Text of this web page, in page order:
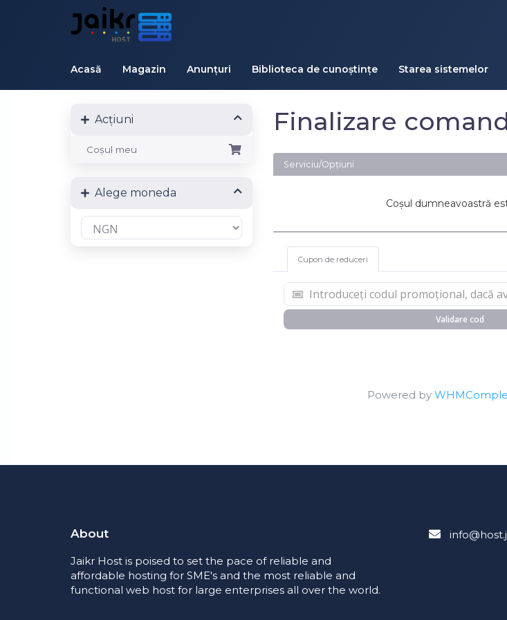
Acasă Magazin Anunțuri Biblioteca de cunoștințe Starea sistemelor
Acțiuni
Coșul meu
Alege moneda
Finalizare
Serviciu/Opțiuni
Coșul dumneavoastră
Cupon de reduceri
Validare cod
Powered by
About
Jaikr Host is poised to set the pace of reliable and
affordable hosting for SME's and the most reliable and
functional web host for large enterprises all over the world.